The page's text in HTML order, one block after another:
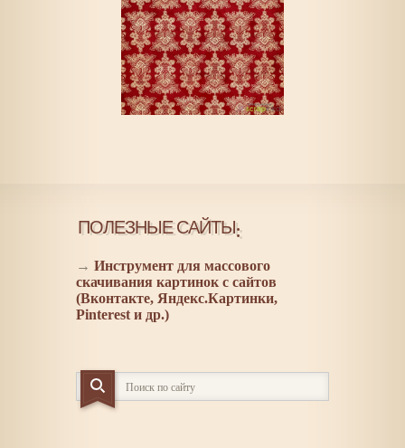
ПОЛЕЗНЫЕ САЙТЫ:
→ Инструмент для массового
скачивания картинок с сайтов
(Вконтакте, Яндекс.Картинки,
Pinterest и др.)